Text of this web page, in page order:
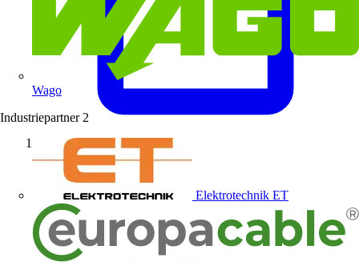
Wago
Industriepartner 2
Elektrotechnik ET
Startseite